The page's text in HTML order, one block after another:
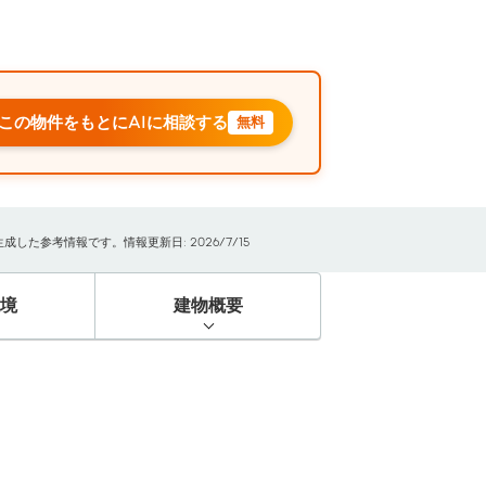
の物件をもとにAIに相談する 無料
した参考情報です。情報更新日: 2026/7/15
建物概要